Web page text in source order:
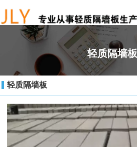
轻质隔墙板
轻质隔墙板